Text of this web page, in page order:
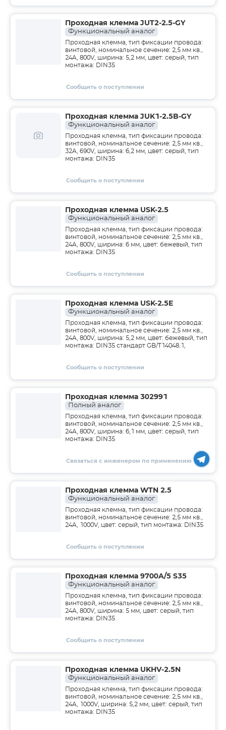
Проходная клемма JUT2-2.5-GY
Функциональный аналог
Проходная клемма, тип фиксации провода:
винтовой, номинальное сечение: 2,5 мм кв.,
24A, 800V, ширина: 5,2 мм, цвет: серый, тип
монтажа: DIN35
Сообщить о поступлении
Проходная клемма JUK1-2.5B-GY
Функциональный аналог
Проходная клемма, тип фиксации провода:
винтовой, номинальное сечение: 2,5 мм кв.,
32A, 690V, ширина: 6,2 мм, цвет: серый, тип
монтажа: DIN35
Сообщить о поступлении
Проходная клемма USK-2.5
Функциональный аналог
Проходная клемма, тип фиксации провода:
винтовой, номинальное сечение: 2,5 мм кв.,
24A, 800V, ширина: 6 мм, цвет: бежевый, тип
монтажа: DIN35
Сообщить о поступлении
Проходная клемма USK-2.5E
Функциональный аналог
Проходная клемма, тип фиксации провода:
винтовой, номинальное сечение: 2,5 мм кв.,
24A, 800V, ширина: 5,2 мм, цвет: бежевый, тип
монтажа: DIN35 стандарт GB/T14048.1,
Сообщить о поступлении
Проходная клемма 302991
Полный аналог
Проходная клемма, тип фиксации провода:
винтовой, номинальное сечение: 2,5 мм кв.,
24A, 800V, ширина: 6,1 мм, цвет: серый, тип
монтажа: DIN35
Связаться с инженером по применению
Проходная клемма WTN 2.5
Функциональный аналог
Проходная клемма, тип фиксации провода:
винтовой, номинальное сечение: 2,5 мм кв.,
24A, 1000V, цвет: серый, тип монтажа: DIN35
Сообщить о поступлении
Проходная клемма 9700A/5 S35
Функциональный аналог
Проходная клемма, тип фиксации провода:
винтовой, номинальное сечение: 2,5 мм кв.,
24A, 800V, ширина: 5 мм, цвет: серый, тип
монтажа: DIN35
Сообщить о поступлении
Проходная клемма UKHV-2.5N
Функциональный аналог
Проходная клемма, тип фиксации провода:
винтовой, номинальное сечение: 2,5 мм кв.,
24A, 1000V, ширина: 5,2 мм, цвет: серый, тип
монтажа: DIN35